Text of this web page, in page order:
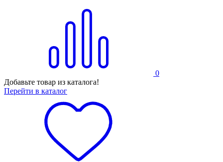
0
Добавьте товар из каталога!
Перейти в каталог